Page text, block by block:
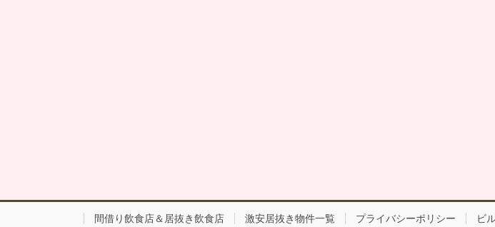
間借り飲食店＆居抜き飲食店 激安居抜き物件一覧 プライバシーポリシー ビ